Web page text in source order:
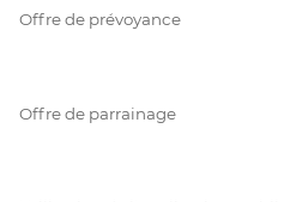
Offre de prévoyance
Offre de parrainage